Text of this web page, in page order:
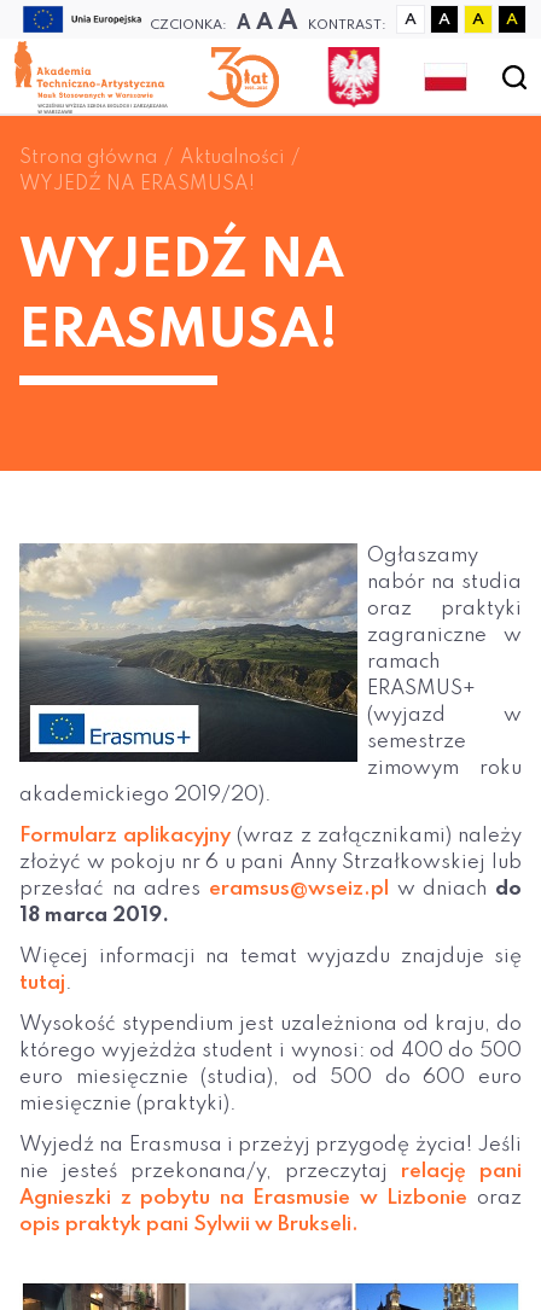
CZCIONKA: A A A KONTRAST: A A A A
Strona główna
Aktualności
WYJEDŹ NA ERASMUSA!
WYJEDŹ NA
ERASMUSA!
Ogłaszamy
nabór na studia
oraz praktyki
zagraniczne w
ramach
ERASMUS+
(wyjazd w
semestrze
zimowym roku
akademickiego 2019/20).
Formularz aplikacyjny (wraz z załącznikami) należy
złożyć w pokoju nr 6 u pani Anny Strzałkowskiej lub
przesłać na adres eramsus@wseiz.pl w dniach do
18 marca 2019.
Więcej informacji na temat wyjazdu znajduje się
tutaj.
Wysokość stypendium jest uzależniona od kraju, do
którego wyjeżdża student i wynosi: od 400 do 500
euro miesięcznie (studia), od 500 do 600 euro
miesięcznie (praktyki).
Wyjedź na Erasmusa i przeżyj przygodę życia! Jeśli
nie jesteś przekonana/y, przeczytaj relację pani
Agnieszki z pobytu na Erasmusie w Lizbonie oraz
opis praktyk pani Sylwii w Brukseli.